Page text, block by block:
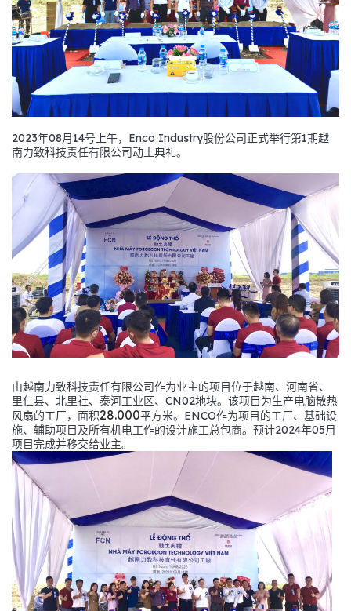
2023年08月14号上午，Enco Industry股份公司正式举行第1期越
南力致科技责任有限公司动土典礼。
由越南力致科技责任有限公司作为业主的项目位于越南、河南省、
里仁县、北里社、泰河工业区、CN02地块。 该项目为生产电脑散热
风扇的工厂，面积28.000平方米。ENCO作为项目的工厂、基础设
施、辅助项目及所有机电工作的设计施工总包商。预计2024年05月
项目完成并移交给业主。